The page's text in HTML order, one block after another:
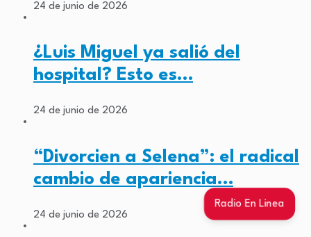
Radio En Linea
24 de junio de 2026
¿Luis Miguel ya salió del
hospital? Esto es…
24 de junio de 2026
“Divorcien a Selena”: el radical
cambio de apariencia…
24 de junio de 2026